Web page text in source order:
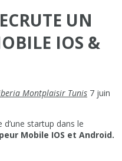
UN
IOS &
Montplaisir Tunis 7 juin
startup dans le
Mobile IOS et Android.